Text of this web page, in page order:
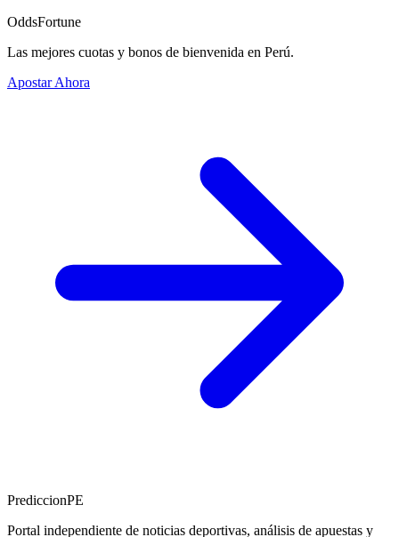
OddsFortune
Las mejores cuotas y bonos de bienvenida en Perú.
Apostar Ahora
PrediccionPE
Portal independiente de noticias deportivas, análisis de apuestas y